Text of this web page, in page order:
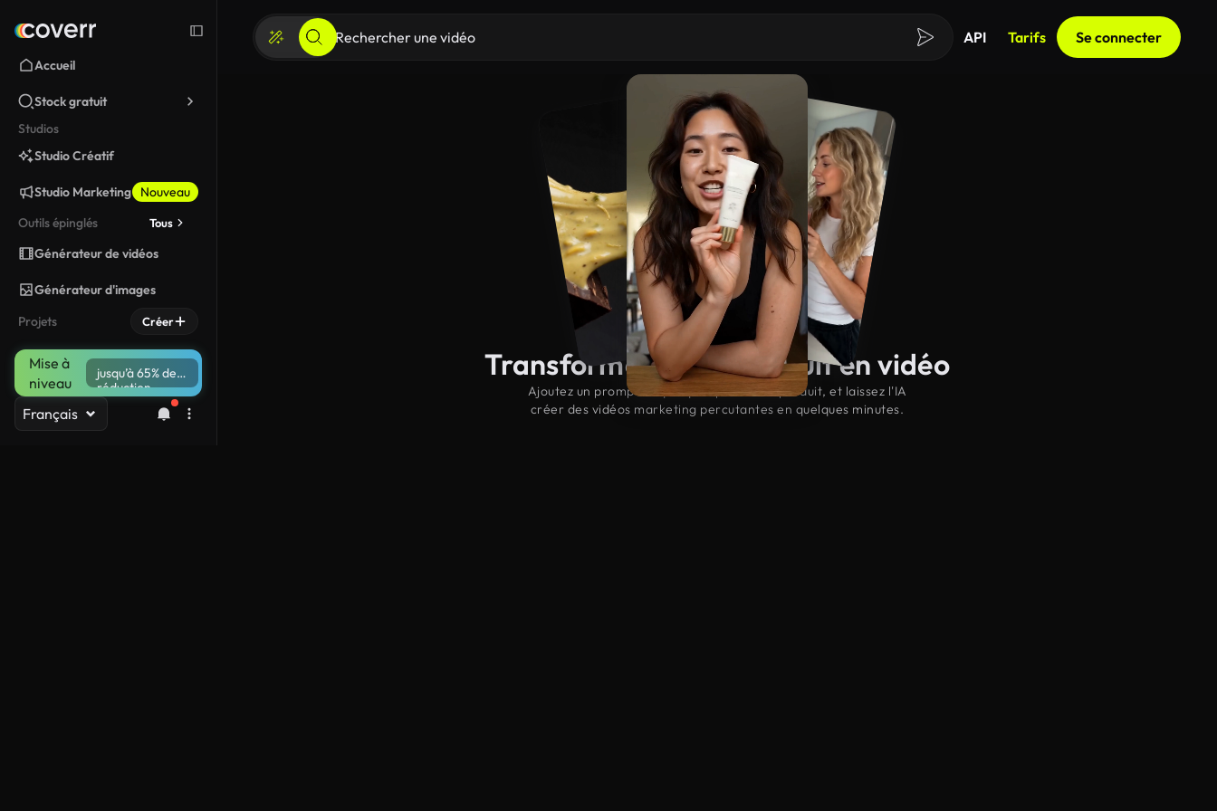
Accueil
Stock gratuit
Studios
Studio Créatif
Studio Marketing
Nouveau
Outils épinglés
Tous
Générateur de vidéos
Générateur d'images
Projets
Créer
Mise à
niveau
jusqu’à 65% de
réduction
Français
API Tarifs Se connecter
Transformez votre produit en vidéo
Ajoutez un prompt et quelques photos de produit, et laissez l'IA
créer des vidéos marketing percutantes en quelques minutes.